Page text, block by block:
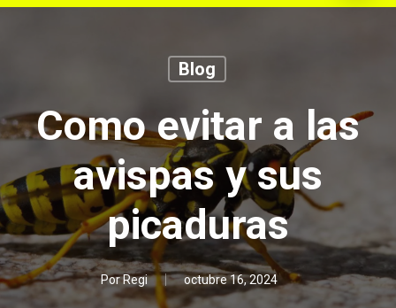
Blog
Como evitar a las
avispas y sus
picaduras
PorRegi octubre 16, 2024